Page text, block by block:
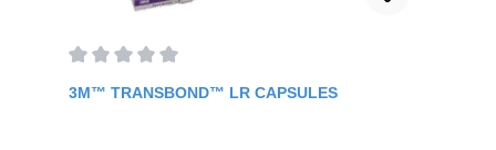
Average rating of 0 out of 5 stars
3M™ TRANSBOND™ LR CAPSULES